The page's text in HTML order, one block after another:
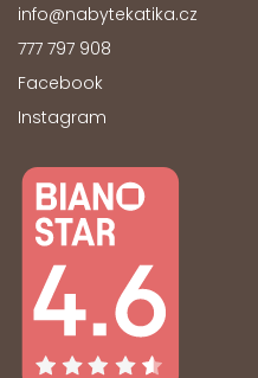
info@nabytekatika.cz
777 797 908
Facebook
Instagram